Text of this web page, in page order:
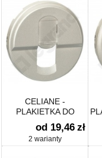
CELIANE -
PLAKIETKA DO
GNIAZD
POJEDYNCZYCH
RJ45
od 19,46 zł
2 warianty